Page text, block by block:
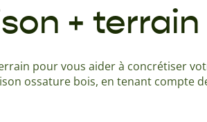
+ terrain
pour vous aider à concrétiser
ossature bois, en tenant compte